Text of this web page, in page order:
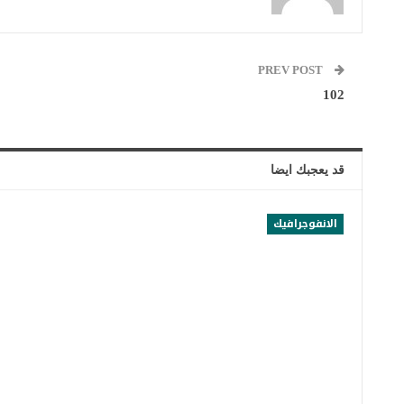
102
قد يعجبك ايضا
الانفوجرافيك